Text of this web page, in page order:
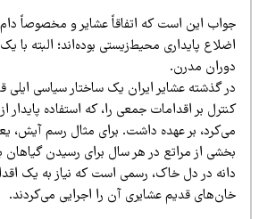
این است که اتفاقاً عشایر و مخصوصاً دام‌های
پایداری محیط‌زیستی بوده‌اند؛ البته با یک
مدرن.
گذشته عشایر ایران یک ساختار سیاسی ایلی
بر اقدامات جمعی را، که استفاده پایدار از
بر عهده داشت. برای مثال رسم آیش، یعنی
از مراتع در هر سال برای رسیدن گیاهان به
در دل خاک، رسمی است که نیاز به یک اقدام
قدیم عشایری آن را اجرایی می‌کردند.